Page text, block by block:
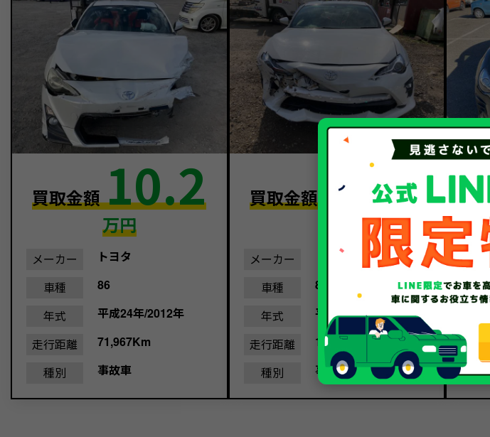
買取金額10.2
万円
メーカー
トヨタ
車種
86
年式
平成24年/2012年
走行距離
71,967Km
種別
事故車
買取金額 39.6
メーカー
トヨタ
車種
86
年式
平成29年/2017年
走行距離
109,008Km
種別
事故車
買
メ
走